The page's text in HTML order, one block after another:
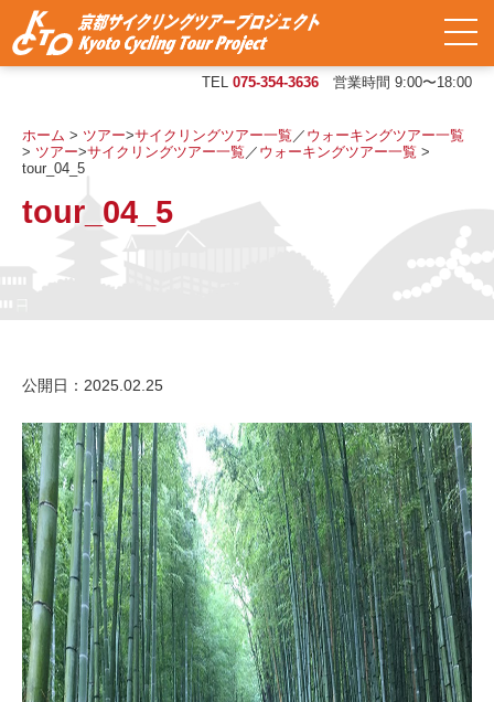
TEL 075-354-3636 営業時間 9:00〜18:00
公開日：2025.02.25
ホーム > ツアー>サイクリングツアー一覧 ／ ウォーキングツアー一覧
> ツアー>サイクリングツアー一覧 ／ ウォーキングツアー一覧 >
tour_04_5
tour_04_5